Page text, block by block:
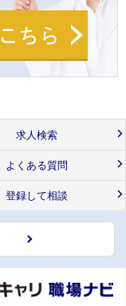
求人検索
よくある質問
登録して相談